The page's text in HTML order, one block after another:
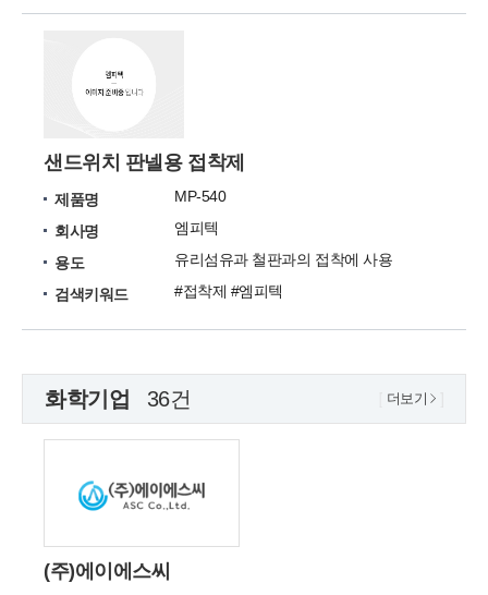
샌드위치 판넬용 접착제
제품명
MP-540
회사명
엠피텍
용도
유리섬유과 철판과의 접착에 사용
검색키워드
#접착제 #엠피텍
화학기업 36건 더보기
(주)에이에스씨